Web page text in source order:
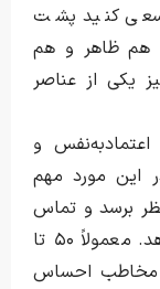
کنید پشت
هم ظاهر و هم
از عناصر
و
این مورد مهم
برسد و تماس
کم شما را دور یا غیر مستقیم نشان دهد. معمولاً ۵۰ تا
مخاطب احساس